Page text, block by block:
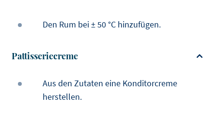
Den Rum bei ± 50 °C hinzufügen.
Pattisseriecreme
Aus den Zutaten eine Konditorcreme
herstellen.